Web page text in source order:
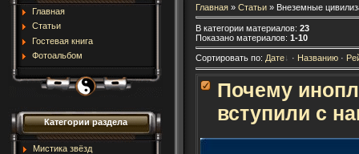
Главная
Статьи
Гостевая книга
Фотоальбом
Категории раздела
Мистика звёзд
Главная » Статьи » Внеземные
В категории материалов: 23
Показано материалов: 1-10
Сортировать по: Дате · Названию ·
Почему
вступили с